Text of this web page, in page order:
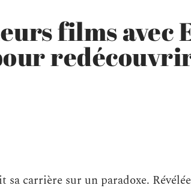
films avec
sa carrière sur un paradoxe.